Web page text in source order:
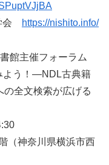
会
https://nishito.info/
館主催フォーラム
よう！—NDL古典籍
全文検索が広げる
（神奈川県横浜市西